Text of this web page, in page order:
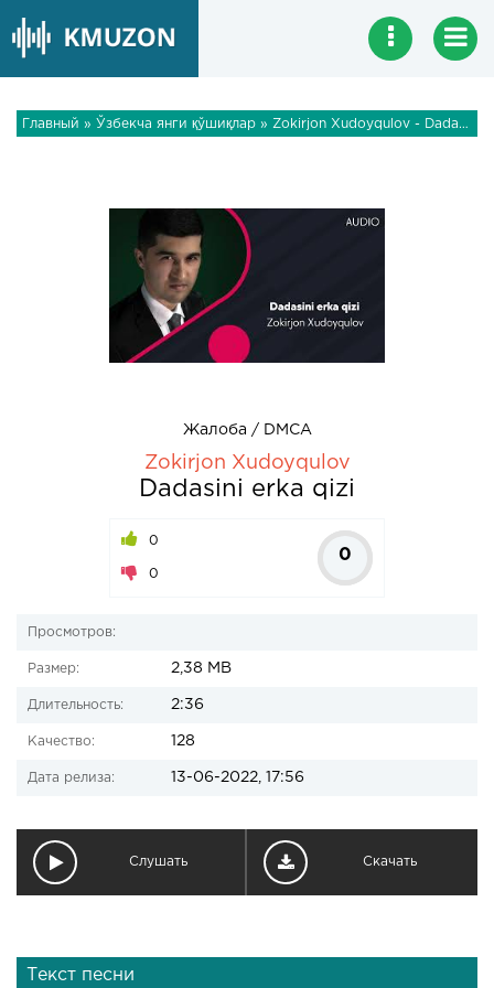
Главный » Ўзбекча янги қўшиқлар » Zokirjon Xudoyqulov - Dadasini erka qizi
Жалоба / DMCA
Zokirjon Xudoyqulov
Dadasini erka qizi
0
0
0
Просмотров:
Размер: 2,38 MB
Длительность: 2:36
Качество: 128
Дата релиза: 13-06-2022, 17:56
Слушать Скачать
Текст песни